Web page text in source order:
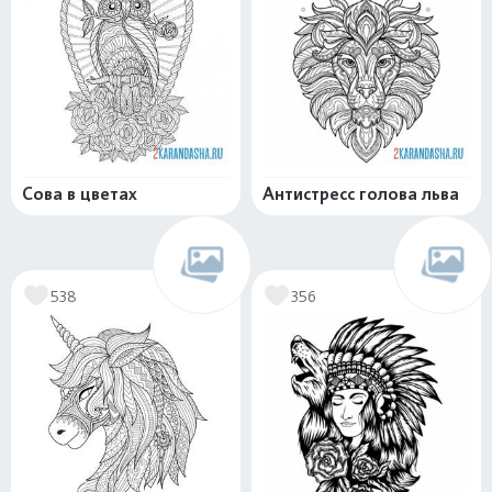
Сова в цветах Антистресс голова льва
538 356